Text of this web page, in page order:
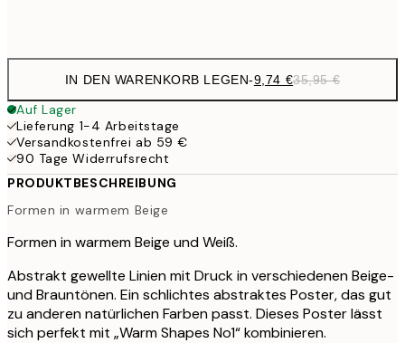
IN DEN WARENKORB LEGEN-9,74 €35,95 €
Auf Lager
Lieferung 1-4 Arbeitstage
Versandkostenfrei ab 59 €
90 Tage Widerrufsrecht
PRODUKTBESCHREIBUNG
Formen in warmem Beige
Formen in warmem Beige und Weiß.
Abstrakt gewellte Linien mit Druck in verschiedenen Beige-
und Brauntönen. Ein schlichtes abstraktes Poster, das gut
zu anderen natürlichen Farben passt. Dieses Poster lässt
sich perfekt mit „Warm Shapes No1“ kombinieren.